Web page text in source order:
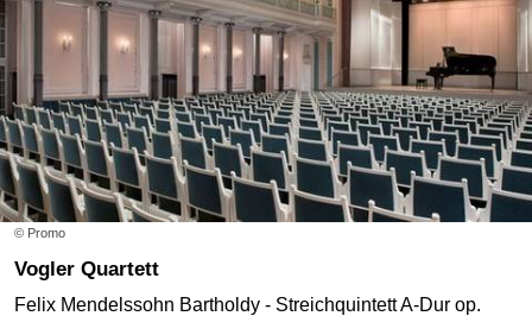
© Promo
Vogler Quartett
Felix Mendelssohn Bartholdy - Streichquintett A-Dur op.